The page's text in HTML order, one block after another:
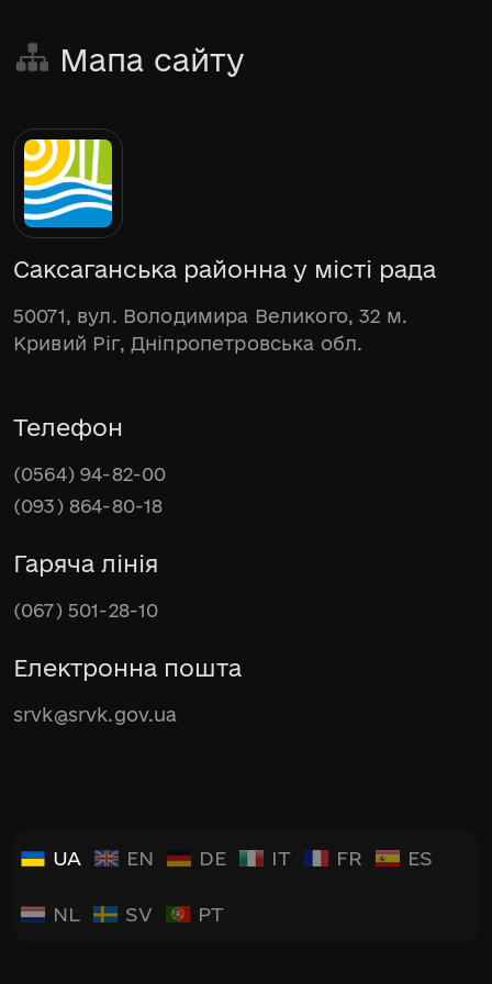
Мапа сайту
Саксаганська районна у місті рада
50071, вул. Володимира Великого, 32 м.
Кривий Ріг, Дніпропетровська обл.
Телефон
(0564) 94-82-00
(093) 864-80-18
Гаряча лінія
(067) 501-28-10
Електронна пошта
srvk@srvk.gov.ua
UA EN DE IT FR ES
NL SV PT